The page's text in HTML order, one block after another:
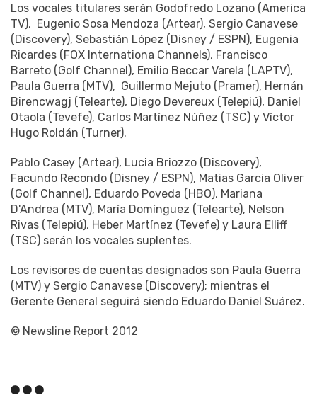
Los vocales titulares serán Godofredo Lozano (America
TV), Eugenio Sosa Mendoza (Artear), Sergio Canavese
(Discovery), Sebastián López (Disney / ESPN), Eugenia
Ricardes (FOX Internationa Channels), Francisco
Barreto (Golf Channel), Emilio Beccar Varela (LAPTV),
Paula Guerra (MTV), Guillermo Mejuto (Pramer), Hernán
Birencwagj (Telearte), Diego Devereux (Telepiú), Daniel
Otaola (Tevefe), Carlos Martínez Núñez (TSC) y Víctor
Hugo Roldán (Turner).
Pablo Casey (Artear), Lucia Briozzo (Discovery),
Facundo Recondo (Disney / ESPN), Matias Garcia Oliver
(Golf Channel), Eduardo Poveda (HBO), Mariana
D'Andrea (MTV), María Domínguez (Telearte), Nelson
Rivas (Telepiú), Heber Martínez (Tevefe) y Laura Elliff
(TSC) serán los vocales suplentes.
Los revisores de cuentas designados son Paula Guerra
(MTV) y Sergio Canavese (Discovery); mientras el
Gerente General seguirá siendo Eduardo Daniel Suárez.
© Newsline Report 2012